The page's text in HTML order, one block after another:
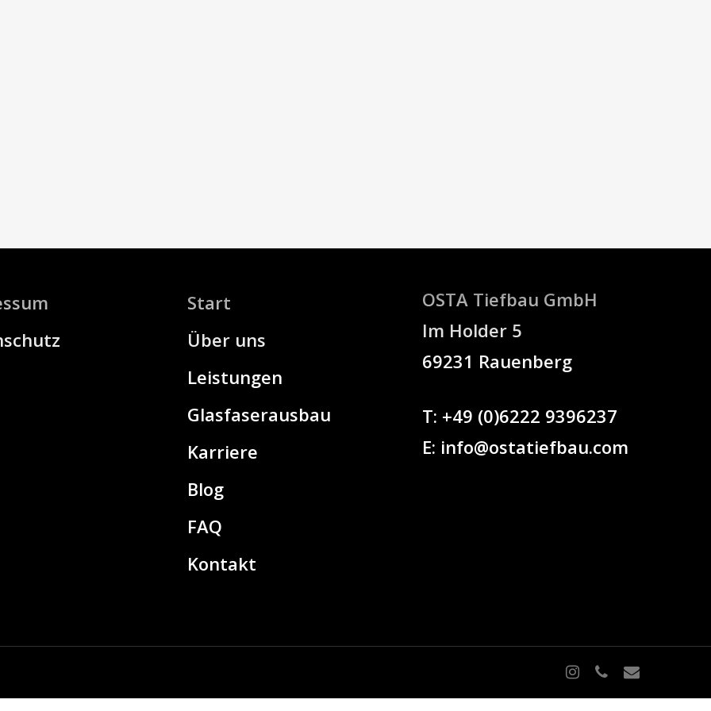
Start
Über uns
Leistungen
Glasfaserausbau
Karriere
Blog
FAQ
Kontakt
OSTA Tiefbau GmbH
Im Holder 5
69231 Rauenberg
T: +49 (0)6222 9396237
E: info@ostatiefbau.com
instagramphone email